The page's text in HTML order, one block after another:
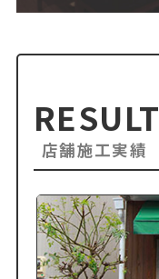
RESULT
店舗施工実績